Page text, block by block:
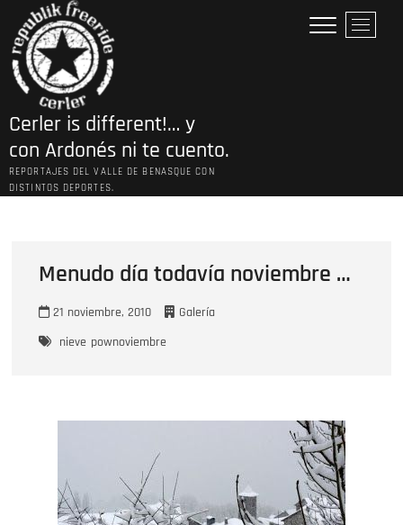
contenido
Cerler is different!… y
con Ardonés ni te cuento.
REPORTAJES DEL VALLE DE BENASQUE CON
DISTINTOS DEPORTES.
B
o
e
Menudo día todavía noviembre …
21 noviembre, 2010
Galería
nieve pownoviembre